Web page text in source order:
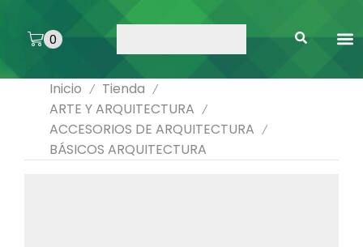
0
Inicio / Tienda /
ARTE Y ARQUITECTURA /
ACCESORIOS DE ARQUITECTURA /
BÁSICOS ARQUITECTURA